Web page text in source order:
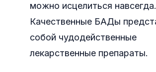
можно исцелиться навсегда.
Качественные БАДы
собой чудодейственные
лекарственные препараты.